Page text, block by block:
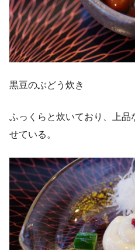
黒豆のぶどう炊き
ふっくらと炊いており、上
せている。